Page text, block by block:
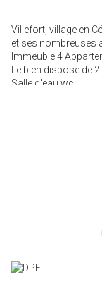
Villefort, village en
et ses nombreuses
Immeuble 4
Le bien dispose de
Salle d'eau wc.
Terrasse, Garage,
Photos / Videos
Contact :